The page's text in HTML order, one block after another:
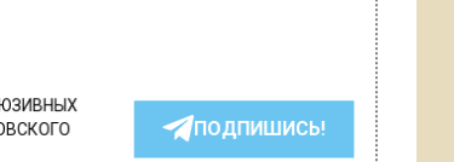
ПОДПИШИСЬ!